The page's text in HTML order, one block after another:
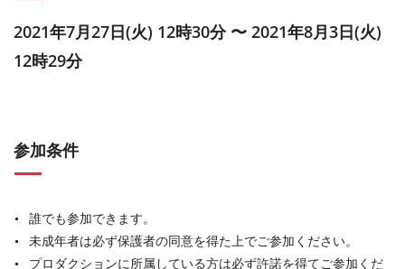
2021年7月27日(火) 12時30分 〜 2021年8月3日(火)
12時29分
参加条件
誰でも参加できます。
未成年者は必ず保護者の同意を得た上でご参加ください。
プロダクションに所属している方は必ず許諾を得てご参加くだ